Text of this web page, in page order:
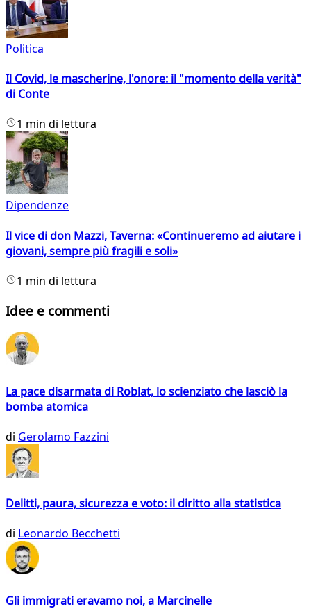
Politica
Il Covid, le mascherine, l'onore: il "momento della verità"
di Conte
1 min di lettura
Dipendenze
Il vice di don Mazzi, Taverna: «Continueremo ad aiutare i
giovani, sempre più fragili e soli»
1 min di lettura
Idee e commenti
La pace disarmata di Roblat, lo scienziato che lasciò la
bomba atomica
di Gerolamo Fazzini
Delitti, paura, sicurezza e voto: il diritto alla statistica
di Leonardo Becchetti
Gli immigrati eravamo noi, a Marcinelle